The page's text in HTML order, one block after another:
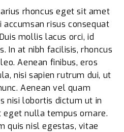
rhoncus eget sit amet
accumsan risus consequat
mollis lacus orci, id
In at nibh facilisis, rhoncus
Aenean finibus, eros
nisi sapien rutrum dui, ut
Aenean vel quam
nisi lobortis dictum ut in
eget nulla tempus ornare.
quis nisl egestas, vitae